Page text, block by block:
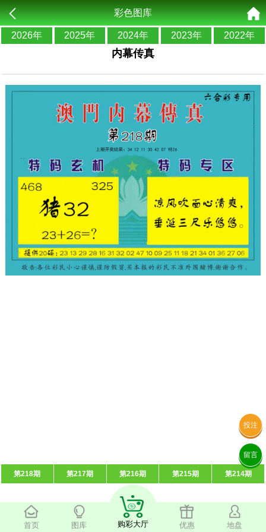
彩色图库
2026年 2025年 2024年 2023年 2022年
内幕传真
第218期 第217期 第216期 第215期 第214期
首页 图库 购彩大厅 优惠 地盘
投注
留言